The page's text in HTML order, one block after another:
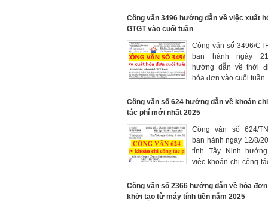
hàng hóa biếu,
không thu tiền
Công văn 3496 hướng dẫn về việc xuất
GTGT vào cuối tuần
Công văn số 3496/
ban hành ngày 21/
hướng dẫn về thời
hóa đơn vào cuối tuần
Công văn số 624 hướng dẫn về khoán
tác phí mới nhất 2025
Công văn số 624/
ban hành ngày 12/8/
tỉnh Tây Ninh
việc khoán chi công
Công văn số 2366 hướng dẫn về hóa
khởi tạo từ máy tính tiền năm 2025